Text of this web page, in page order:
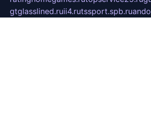
gtglasslined.ruii4.rutssport.spb.ru